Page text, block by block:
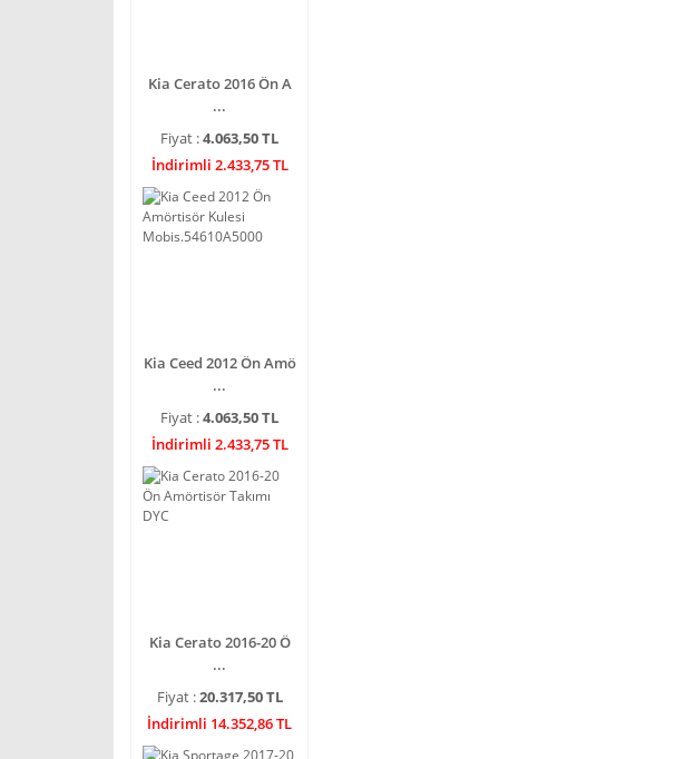
Kia Cerato 2016 Ön A
...
Fiyat :4.063,50 TL
İndirimli 2.433,75 TL
Kia Ceed 2012 Ön Amö
...
Fiyat :4.063,50 TL
İndirimli 2.433,75 TL
Kia Cerato 2016-20 Ö
...
Fiyat :20.317,50 TL
İndirimli 14.352,86 TL